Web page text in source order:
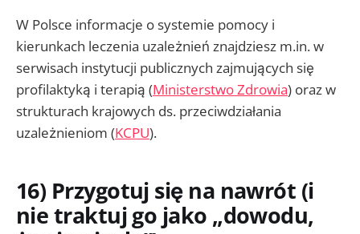
W Polsce informacje o systemie pomocy i
kierunkach leczenia uzależnień znajdziesz m.in. w
serwisach instytucji publicznych zajmujących się
profilaktyką i terapią (Ministerstwo Zdrowia) oraz w
strukturach krajowych ds. przeciwdziałania
uzależnieniom (KCPU).
16) Przygotuj się na nawrót (i
nie traktuj go jako „dowodu,